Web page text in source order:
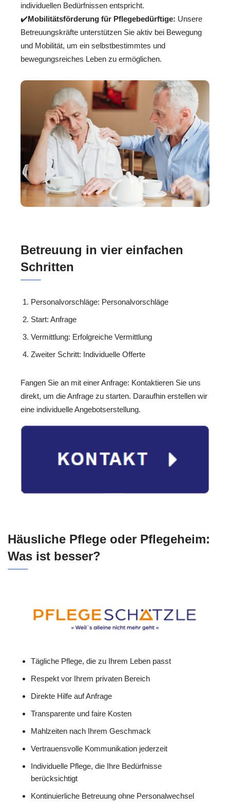
individuellen Bedürfnissen entspricht.
✔️Mobilitätsförderung für Pflegebedürftige: Unsere
Betreuungskräfte unterstützen Sie aktiv bei Bewegung
und Mobilität, um ein selbstbestimmtes und
bewegungsreiches Leben zu ermöglichen.
Betreuung in vier einfachen
Schritten
Personalvorschläge: Personalvorschläge
Start: Anfrage
Vermittlung: Erfolgreiche Vermittlung
Zweiter Schritt: Individuelle Offerte
Fangen Sie an mit einer Anfrage: Kontaktieren Sie uns
direkt, um die Anfrage zu starten. Daraufhin erstellen wir
eine individuelle Angebotserstellung.
Häusliche Pflege oder Pflegeheim:
Was ist besser?
Tägliche Pflege, die zu Ihrem Leben passt
Respekt vor Ihrem privaten Bereich
Direkte Hilfe auf Anfrage
Transparente und faire Kosten
Mahlzeiten nach Ihrem Geschmack
Vertrauensvolle Kommunikation jederzeit
Individuelle Pflege, die Ihre Bedürfnisse
berücksichtigt
Kontinuierliche Betreuung ohne Personalwechsel